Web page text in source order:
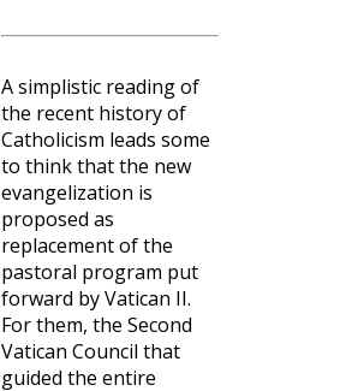
A simplistic reading of
the recent history of
Catholicism leads some
to think that the new
evangelization is
proposed as
replacement of the
pastoral program put
forward by Vatican II.
For them, the Second
Vatican Council that
guided the entire